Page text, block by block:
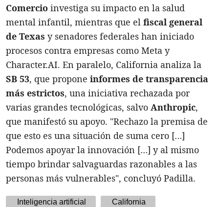
Comercio investiga su impacto en la salud
mental infantil, mientras que el fiscal general
de Texas y senadores federales han iniciado
procesos contra empresas como Meta y
Character.AI. En paralelo, California analiza la
SB 53, que propone informes de transparencia
más estrictos, una iniciativa rechazada por
varias grandes tecnológicas, salvo Anthropic,
que manifestó su apoyo. "Rechazo la premisa de
que esto es una situación de suma cero […]
Podemos apoyar la innovación […] y al mismo
tiempo brindar salvaguardas razonables a las
personas más vulnerables", concluyó Padilla.
Inteligencia artificial California